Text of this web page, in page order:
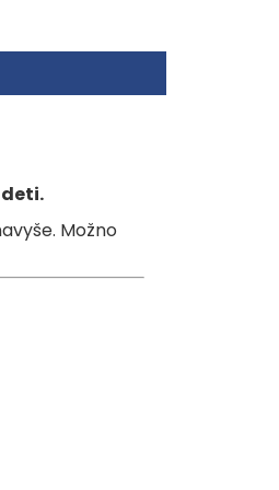
citrónovej šťavy
Možno